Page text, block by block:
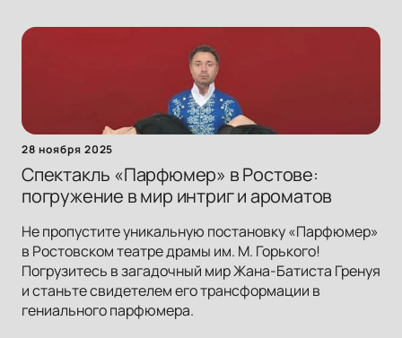
28 ноября 2025
Спектакль «Парфюмер» в Ростове:
погружение в мир интриг и ароматов
Не пропустите уникальную постановку «Парфюмер»
в Ростовском театре драмы им. М. Горького!
Погрузитесь в загадочный мир Жана-Батиста Гренуя
и станьте свидетелем его трансформации в
гениального парфюмера.